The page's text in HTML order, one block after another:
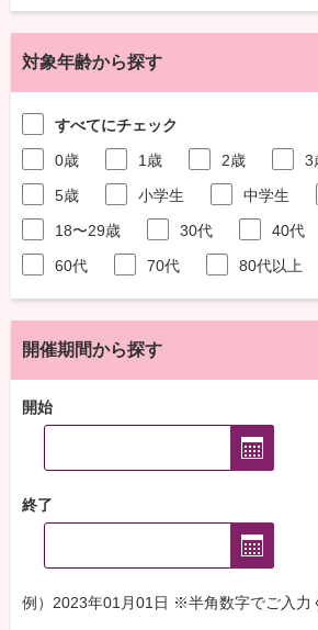
対象年齢から探す
すべてにチェック
0歳
1歳 2歳 3
5歳
小学生 中学生
18〜29歳
30代 40代
60代
70代 80代以上
開催期間から探す
開始
終了
例）2023年01月01日 ※半角数字でご入力